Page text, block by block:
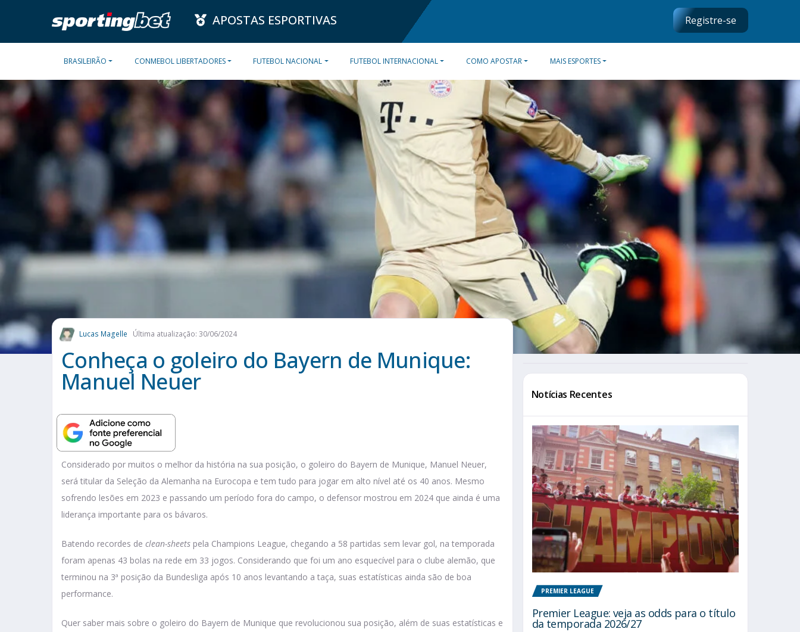
APOSTAS ESPORTIVAS Registre-se
BRASILEIRÃO CONMEBOL LIBERTADORES FUTEBOL NACIONAL FUTEBOL INTERNACIONAL COMO APOSTAR MAIS ESPORTES
Lucas Magelle Última atualização: 30/06/2024
Conheça o goleiro do Bayern de Munique:
Manuel Neuer
Considerado por muitos o melhor da história na sua posição, o goleiro do Bayern de Munique, Manuel Neuer,
será titular da Seleção da Alemanha na Eurocopa e tem tudo para jogar em alto nível até os 40 anos. Mesmo
sofrendo lesões em 2023 e passando um período fora do campo, o defensor mostrou em 2024 que ainda é uma
liderança importante para os bávaros.
Batendo recordes de clean-sheets pela Champions League, chegando a 58 partidas sem levar gol, na temporada
foram apenas 43 bolas na rede em 33 jogos. Considerando que foi um ano esquecível para o clube alemão, que
terminou na 3ª posição da Bundesliga após 10 anos levantando a taça, suas estatísticas ainda são de boa
performance.
Quer saber mais sobre o goleiro do Bayern de Munique que revolucionou sua posição, além de suas estatísticas e
Notícias Recentes
PREMIER LEAGUE
Premier League: veja as odds para o título
da temporada 2026/27